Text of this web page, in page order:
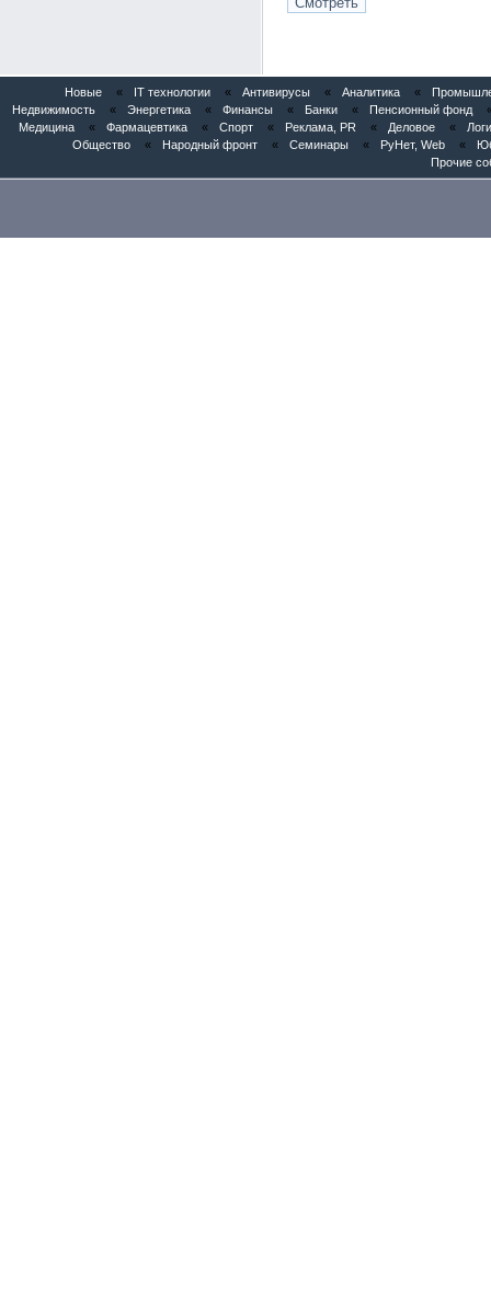
Новые « IT технологии « Антивирусы « Аналитика «
Недвижимость
« Энергетика « Финансы « Банки « Пенсионный фонд
Медицина
« Фармацевтика « Спорт « Реклама, PR « Деловое «
Общество
« Народный фронт « Семинары « РуНет, Web «
Прочие